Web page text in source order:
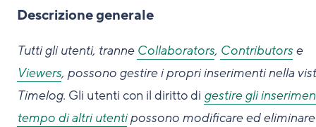
Descrizione generale
Tutti gli utenti, tranne Collaborators, Contributors e
Viewers, possono gestire i propri inserimenti nella
Timelog. Gli utenti con il diritto di gestire gli
tempo di altri utentipossono modificare ed